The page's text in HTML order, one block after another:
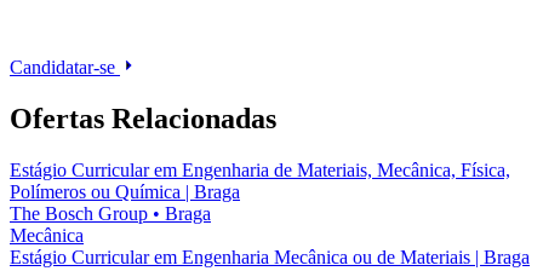
Candidatar-se
Ofertas Relacionadas
Estágio Curricular em Engenharia de Materiais, Mecânica, Física,
Polímeros ou Química | Braga
The Bosch Group • Braga
Mecânica
Estágio Curricular em Engenharia Mecânica ou de Materiais | Braga